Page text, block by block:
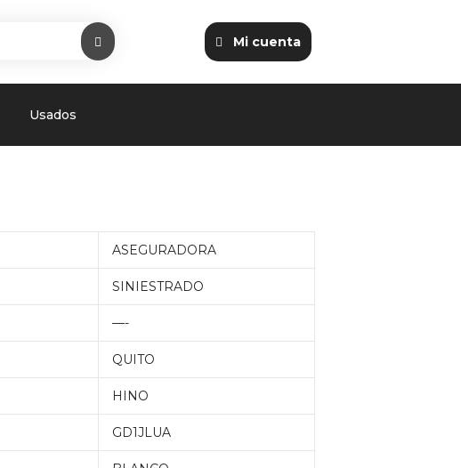
Mi cuenta
Usados
ASEGURADORA
SINIESTRADO
—-
QUITO
HINO
GD1JLUA